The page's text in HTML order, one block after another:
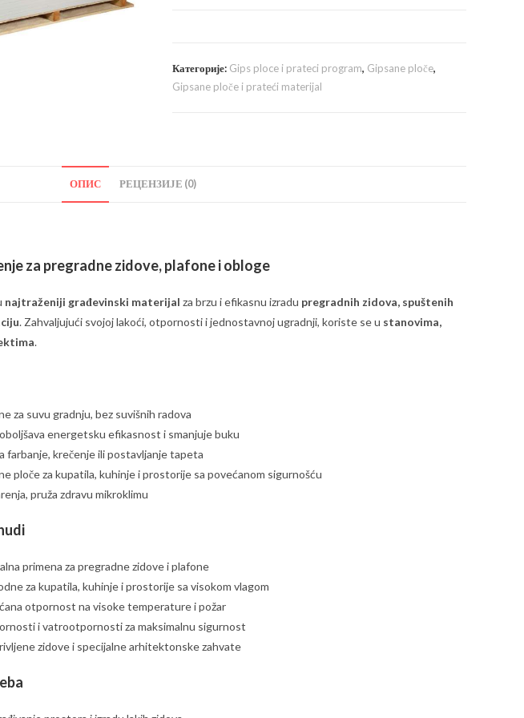
Категорије: Gips ploce i prateci program, Gipsane ploče,
Gipsane ploče i prateći materijal
ОПИС РЕЦЕНЗИЈЕ (0)
za pregradne zidove, plafone i obloge
najtraženiji građevinski materijal za brzu i efikasnu izradu pregradnih zidova, spuštenih
. Zahvaljujući svojoj lakoći, otpornosti i jednostavnoj ugradnji, koriste se u stanovima,
.
za suvu gradnju, bez suvišnih radova
energetsku efikasnost i smanjuje buku
farbanje, krečenje ili postavljanje tapeta
ploče za kupatila, kuhinje i prostorije sa povećanom sigurnošću
pruža zdravu mikroklimu
primena za pregradne zidove i plafone
za kupatila, kuhinje i prostorije sa visokom vlagom
otpornost na visoke temperature i požar
i vatrootpornosti za maksimalnu sigurnost
zidove i specijalne arhitektonske zahvate